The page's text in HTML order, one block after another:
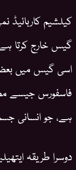
کیلشیم کاربائیڈ
گیس خارج کرتا
اسی گیس میں
فاسفورس جیسے
ہے، جو انسانی
دوسرا طریقہ